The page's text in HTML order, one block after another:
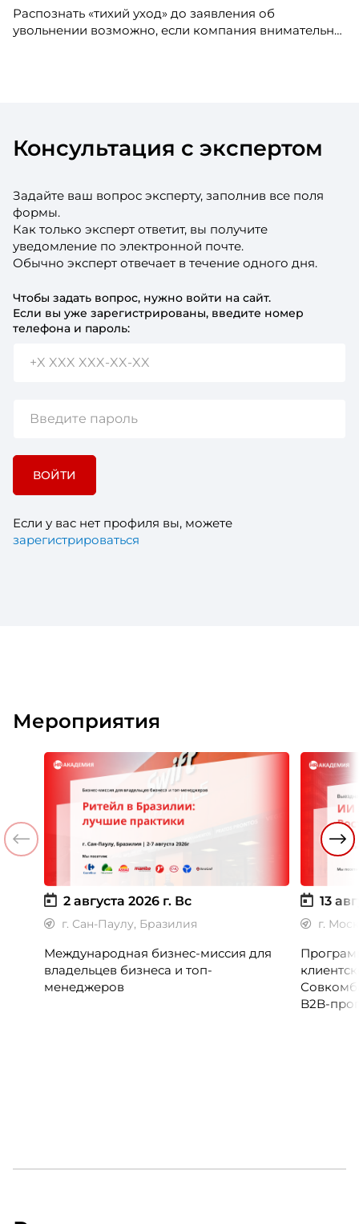
Распознать «тихий уход» до заявления об
увольнении возможно, если компания внимательно
дисциплине и вовлеченности человека в рабочие
процессы.
Консультация с экспертом
Задайте ваш вопрос эксперту, заполнив все поля
формы.
Как только эксперт ответит, вы получите
уведомление по электронной почте.
Обычно эксперт отвечает в течение одного дня.
Чтобы задать вопрос, нужно войти на сайт.
Если вы уже зарегистрированы, введите номер
телефона и пароль:
ВОЙТИ
Если у вас нет профиля вы, можете
зарегистрироваться
Мероприятия
2 августа 2026 г. Вс
г. Сан-Паулу, Бразилия
Международная бизнес-миссия для
владельцев бизнеса и топ-
менеджеров
13
г.
B2B-